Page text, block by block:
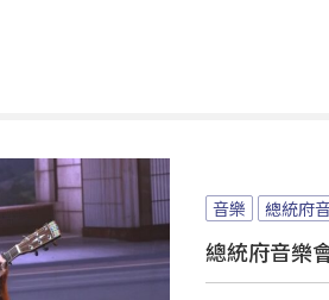
音樂 總統府
總統府音樂